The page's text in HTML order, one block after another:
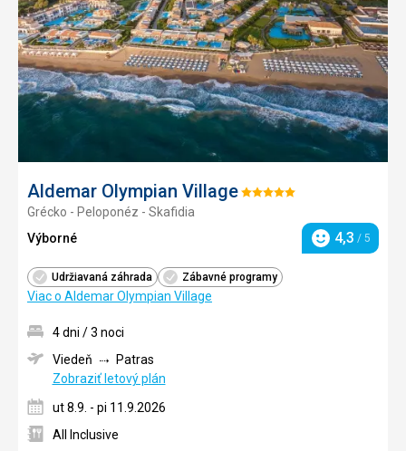
Aldemar Olympian VillageHodnotenie:
Grécko - Peloponéz - Skafidia
Výborné
Hodnotenie
4,3 / 5
Udržiavaná záhrada Zábavné programy
Viac o Aldemar Olympian Village
4 dni / 3 noci
Viedeň
Patras
Zobraziť letový plán
ut 8.9. - pi 11.9.2026
All Inclusive